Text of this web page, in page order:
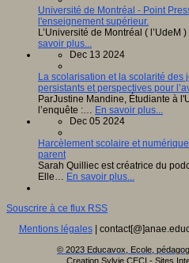
Université de Montréal - Point
l'enseignement supérieur.
L’Université de Montréal (
savoir plus...
Dec 13 2024
La scolarisation et la scolarité des
persistants et perspectives pour
ParJustine Mandine, Étudiante à
l’enquête :… En savoir plus...
Dec 05 2024
Harcèlement scolaire et
parent
Sarah Quilliec est créatrice du
Elle… En savoir plus...
Souscrire à ce flux RSS
Mentions légales|
© 2023 Educavox, Ecole,
Creation Sylvie CECI - Sites